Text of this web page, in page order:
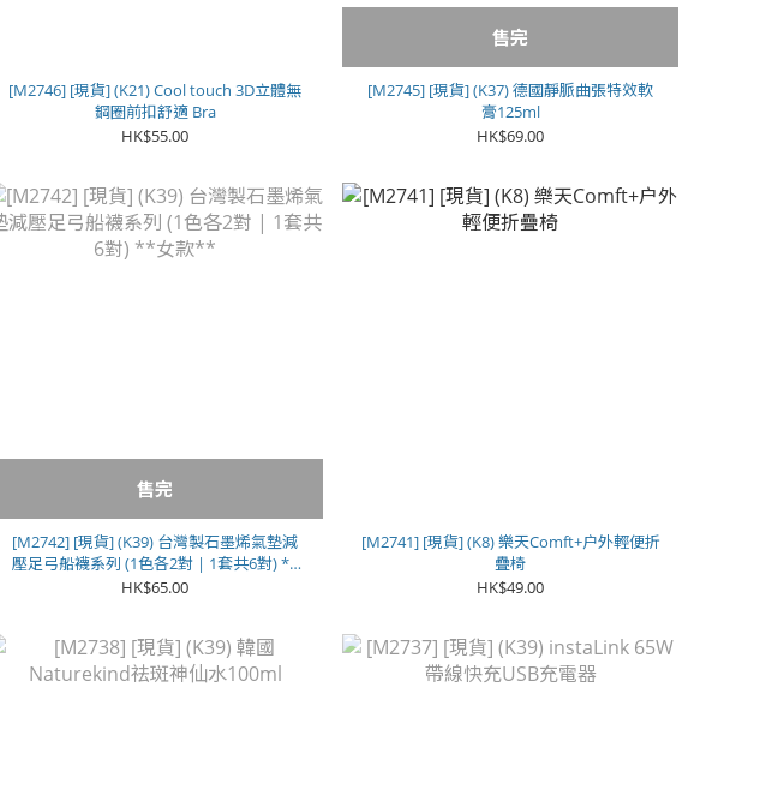
[M2746] [現貨] (K21) Cool touch 3D立體無
鋼圈前扣舒適 Bra
HK$55.00
售完
[M2745] [現貨] (K37) 德國靜脈曲張特效軟
膏125ml
HK$69.00
售完
[M2742] [現貨] (K39) 台灣製石墨烯氣墊減
壓足弓船襪系列 (1色各2對 | 1套共6對) **
女款**
HK$65.00
[M2741] [現貨] (K8) 樂天Comft+户外輕便折
疊椅
HK$49.00